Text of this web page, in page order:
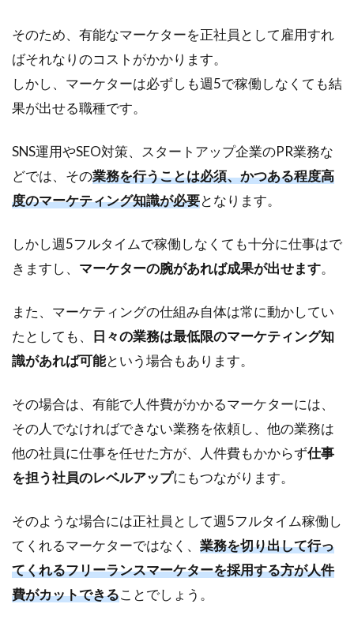
そのため、有能なマーケターを正社員として雇用すれ
ばそれなりのコストがかかります。
しかし、マーケターは必ずしも週5で稼働しなくても結
果が出せる職種です。
SNS運用やSEO対策、スタートアップ企業のPR業務な
どでは、その業務を行うことは必須、かつある程度高
度のマーケティング知識が必要となります。
しかし週5フルタイムで稼働しなくても十分に仕事はで
きますし、 マーケターの腕があれば成果が出せます。
また、マーケティングの仕組み自体は常に動かしてい
たとしても、 日々の業務は最低限のマーケティング知
識があれば可能という場合もあります。
その場合は、有能で人件費がかかるマーケターには、
その人でなければできない業務を依頼し、他の業務は
他の社員に仕事を任せた方が、人件費もかからず仕事
を担う社員のレベルアップにもつながります。
そのような場合には正社員として週5フルタイム稼働し
てくれるマーケターではなく、 業務を切り出して行っ
てくれるフリーランスマーケターを採用する方が人件
費がカットできることでしょう。